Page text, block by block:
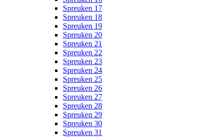
Spreuken 17
Spreuken 18
Spreuken 19
Spreuken 20
Spreuken 21
Spreuken 22
Spreuken 23
Spreuken 24
Spreuken 25
Spreuken 26
Spreuken 27
Spreuken 28
Spreuken 29
Spreuken 30
Spreuken 31